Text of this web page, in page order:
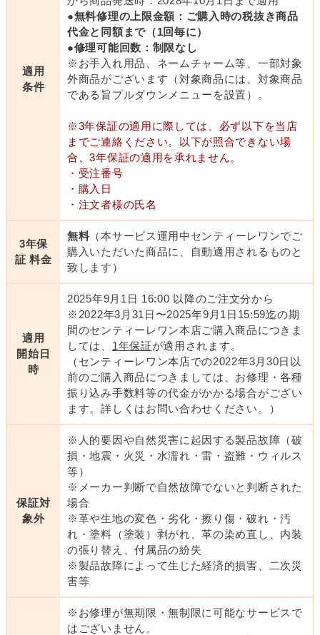
適用
条件
●無料修理の上限金額：ご購入時の税抜き商品
代金と同額まで（1回毎に）
●修理可能回数：制限なし
※お手入れ用品、ネームチャーム等、一部対象
外商品がございます（対象商品には、対象商品
である旨プルダウンメニューを設置）。
※3年保証の適用に際しては、必ず以下を当店
までご連絡ください。以下が照合できない場
合、3年保証の適用を承れません。
・受注番号
・購入日
・注文者様の氏名
3年保
証 料金
無料 （本サービス運用中センティーレワンでご
購入いただいた商品に、自動適用されるものと
致します）
適用
開始日
時
2025年9月1日 16:00 以降のご注文分から
※2022年3月31日〜2025年9月1日15:59迄の期
間のセンティーレワン本店ご購入商品につきま
しては、 1年保証が適用されます。
（センティーレワン本店での2022年3月30日以
前のご購入商品につきましては、お修理・各種
振り込み手数料等の代金がかかる場合がござい
ます。詳しくはお問い合わせください。）
保証対
象外
※人的要因や自然災害に起因する製品故障（破
損・地震・火災・水濡れ・雷・盗難・ウィルス
等）
※メーカー判断で自然故障でないと判断された
場合
※革や生地の変色・劣化・擦り傷・破れ・汚
れ・塗料（塗装）剥がれ、革の染め直し、内装
の張り替え、付属品の紛失
※製品故障によって生じた経済的損害、二次災
害等
※お修理が無期限・無制限に可能なサービスで
はございません。